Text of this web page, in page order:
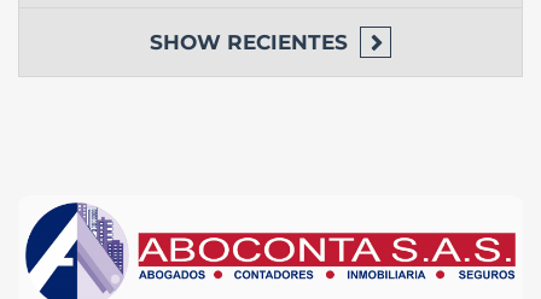
SHOW RECIENTES